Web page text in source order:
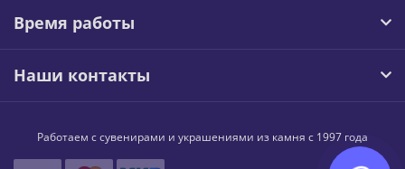
Время работы
Наши контакты
Работаем с сувенирами и украшениями из камня с 1997 года